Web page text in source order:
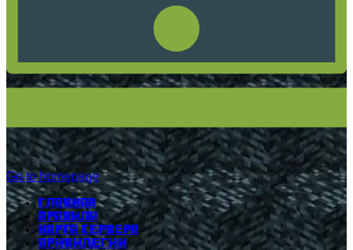
Go to homepage
Главная
Правила
Карта сервера
Привилегии